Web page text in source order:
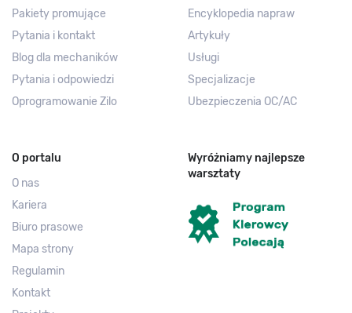
Pakiety promujące
Pytania i kontakt
Blog dla mechaników
Pytania i odpowiedzi
Oprogramowanie Zilo
Encyklopedia napraw
Artykuły
Usługi
Specjalizacje
Ubezpieczenia OC/AC
O portalu
O nas
Kariera
Biuro prasowe
Mapa strony
Regulamin
Kontakt
Wyróżniamy najlepsze
warsztaty